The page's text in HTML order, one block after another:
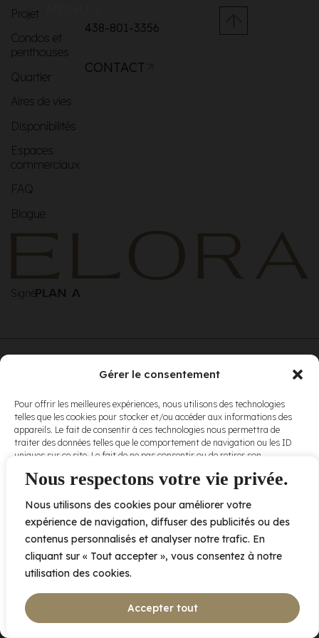
Nous respectons votre vie privée.
Nous utilisons des cookies pour améliorer votre
expérience de navigation, diffuser des publicités ou des
contenus personnalisés et analyser notre trafic. En
cliquant sur « Tout accepter », vous consentez à notre
utilisation des cookies.
Accepter tout
Gérer le consentement
Pour offrir les meilleures expériences, nous utilisons des technologies
telles que les cookies pour stocker et/ou accéder aux informations des
appareils. Le fait de consentir à ces technologies nous permettra de
traiter des données telles que le comportement de navigation ou les ID
uniques sur ce site. Le fait de ne pas consentir ou de retirer son
et fonctions.
Accepter
Refuser
Projet
Condos et
penthouses
Quartier
Aires de vies
Disponibilités
Espaces
commerciaux
FAQ
Blogue
438-801-3356
CONTACT
Signé
conditions
d’utilisationet
nospolitiques
de
confidentialité .
2005 av. de Bois-de-Boulogne, Laval QC H7N 0J7